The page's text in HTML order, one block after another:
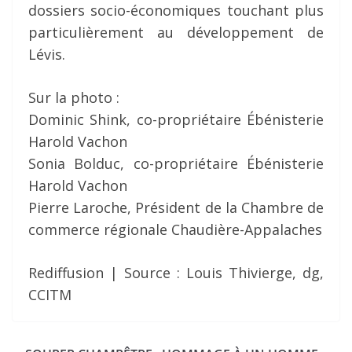
dossiers socio-économiques touchant plus
particulièrement au développement de
Lévis.
Sur la photo :
Dominic Shink, co-propriétaire Ébénisterie
Harold Vachon
Sonia Bolduc, co-propriétaire Ébénisterie
Harold Vachon
Pierre Laroche, Président de la Chambre de
commerce régionale Chaudière-Appalaches
Rediffusion | Source : Louis Thivierge, dg,
CCITM